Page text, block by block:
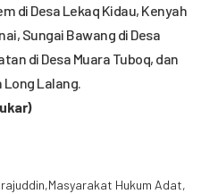
di Desa Lekaq Kidau, Kenyah
Sungai Bawang di Desa
di Desa Muara Tuboq, dan
Lalang.
Masyarakat Hukum Adat